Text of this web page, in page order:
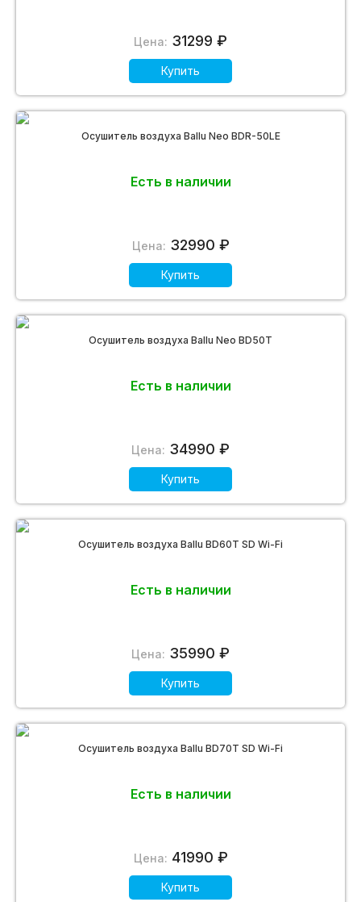
Цена: 31299 ₽
Купить
Осушитель воздуха Ballu Neo BDR-50LE
Есть в наличии
Цена: 32990 ₽
Купить
Осушитель воздуха Ballu Neo BD50T
Есть в наличии
Цена: 34990 ₽
Купить
Осушитель воздуха Ballu BD60T SD Wi-Fi
Есть в наличии
Цена: 35990 ₽
Купить
Осушитель воздуха Ballu BD70T SD Wi-Fi
Есть в наличии
Цена: 41990 ₽
Купить